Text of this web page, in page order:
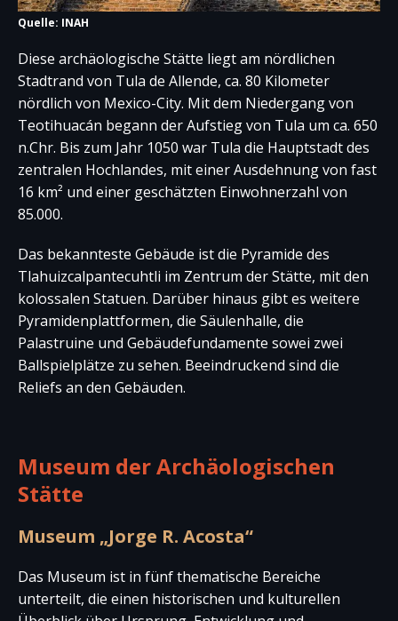
Quelle: INAH
Diese archäologische Stätte liegt am nördlichen
Stadtrand von Tula de Allende, ca. 80 Kilometer
nördlich von Mexico-City. Mit dem Niedergang von
Teotihuacán begann der Aufstieg von Tula um ca. 650
n.Chr. Bis zum Jahr 1050 war Tula die Hauptstadt des
zentralen Hochlandes, mit einer Ausdehnung von fast
16 km² und einer geschätzten Einwohnerzahl von
85.000.
Das bekannteste Gebäude ist die Pyramide des
Tlahuizcalpantecuhtli im Zentrum der Stätte, mit den
kolossalen Statuen. Darüber hinaus gibt es weitere
Pyramidenplattformen, die Säulenhalle, die
Palastruine und Gebäudefundamente sowei zwei
Ballspielplätze zu sehen. Beeindruckend sind die
Reliefs an den Gebäuden.
Museum der Archäologischen
Stätte
Museum „Jorge R. Acosta“
Das Museum ist in fünf thematische Bereiche
unterteilt, die einen historischen und kulturellen